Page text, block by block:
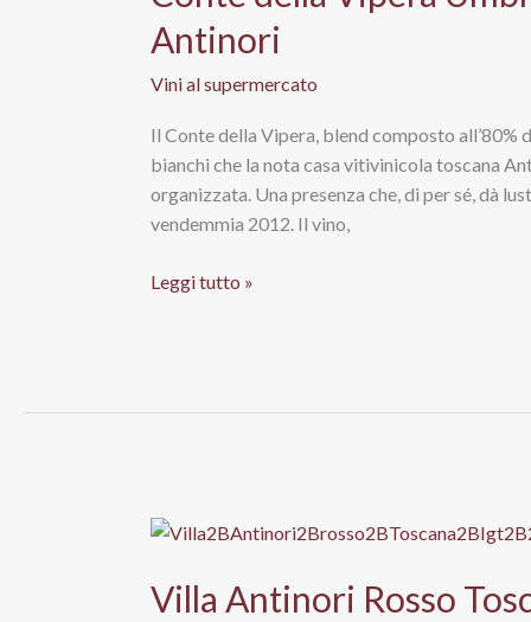
Antinori
Vini al supermercato
Il Conte della Vipera, blend composto all’80%
bianchi che la nota casa vitivinicola toscana
organizzata. Una presenza che, di per sé, dà
vendemmia 2012. Il vino,
Conte
Leggi tutto »
Villa Antinori Rosso